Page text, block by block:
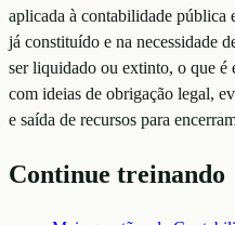
aplicada à contabilidade pública
já constituído e na necessidade
ser liquidado ou extinto, o que é
com ideias de obrigação legal,
e saída de recursos para
Continue treinando